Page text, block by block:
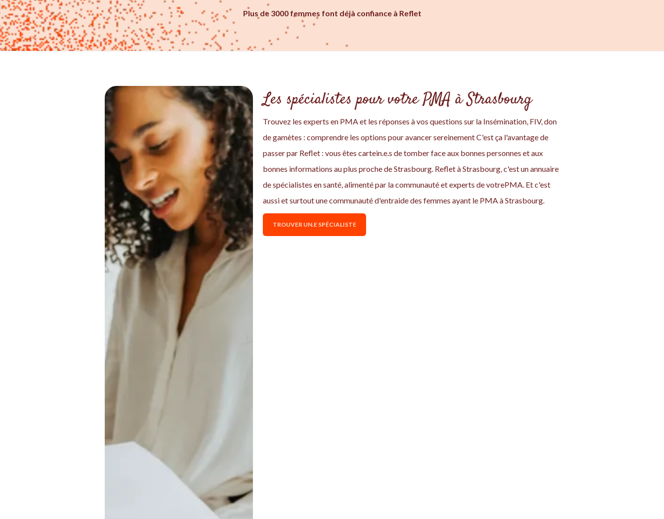
Plus de 3000 femmes font déjà confiance à Reflet
Les spécialistes pour votre PMA à Strasbourg
Trouvez les experts en PMA et les réponses à vos questions sur la Insémination, FIV, don
de gamètes : comprendre les options pour avancer sereinement C'est ça l'avantage de
passer par Reflet : vous êtes cartein.e.s de tomber face aux bonnes personnes et aux
bonnes informations au plus proche de Strasbourg. Reflet à Strasbourg, c'est un annuaire
de spécialistes en santé, alimenté par la communauté et experts de votrePMA. Et c'est
aussi et surtout une communauté d'entraide des femmes ayant le PMA à Strasbourg.
TROUVER UN.E SPÉCIALISTE